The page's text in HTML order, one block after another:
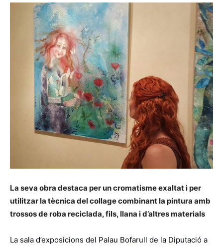
La seva obra destaca per un cromatisme exaltat i per
utilitzar la tècnica del collage combinant la pintura amb
trossos de roba reciclada, fils, llana i d’altres materials
La sala d’exposicions del Palau Bofarull de la Diputació a